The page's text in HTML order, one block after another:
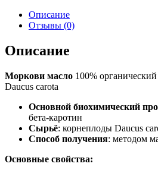
Описание
Отзывы (0)
Описание
Моркови масло 100%
Daucus carota
Основной биохимический
бета-каротин
Сырьё: корнеплоды Daucus
Способ получения: методом
Основные свойства: